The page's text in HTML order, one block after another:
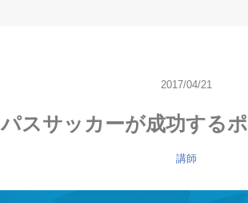
2017/04/21
パスサッカーが成功する
講師